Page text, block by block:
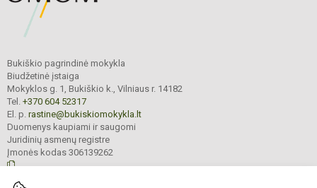
Bukiškio pagrindinė mokykla
Biudžetinė įstaiga
Mokyklos g. 1, Bukiškio k., Vilniaus r. 14182
Tel. +370 604 52317
El. p. rastine@bukiskiomokykla.lt
Duomenys kaupiami ir saugomi
Juridinių asmenų registre
Įmonės kodas 306139262